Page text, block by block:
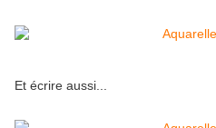
Et écrire aussi...